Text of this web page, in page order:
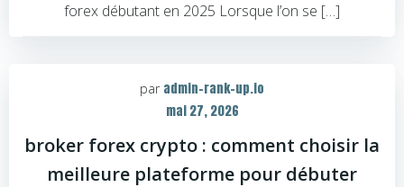
forex débutant en 2025 Lorsque l’on se […]
par admin-rank-up.io
mai 27, 2026
broker forex crypto : comment choisir la
meilleure plateforme pour débuter